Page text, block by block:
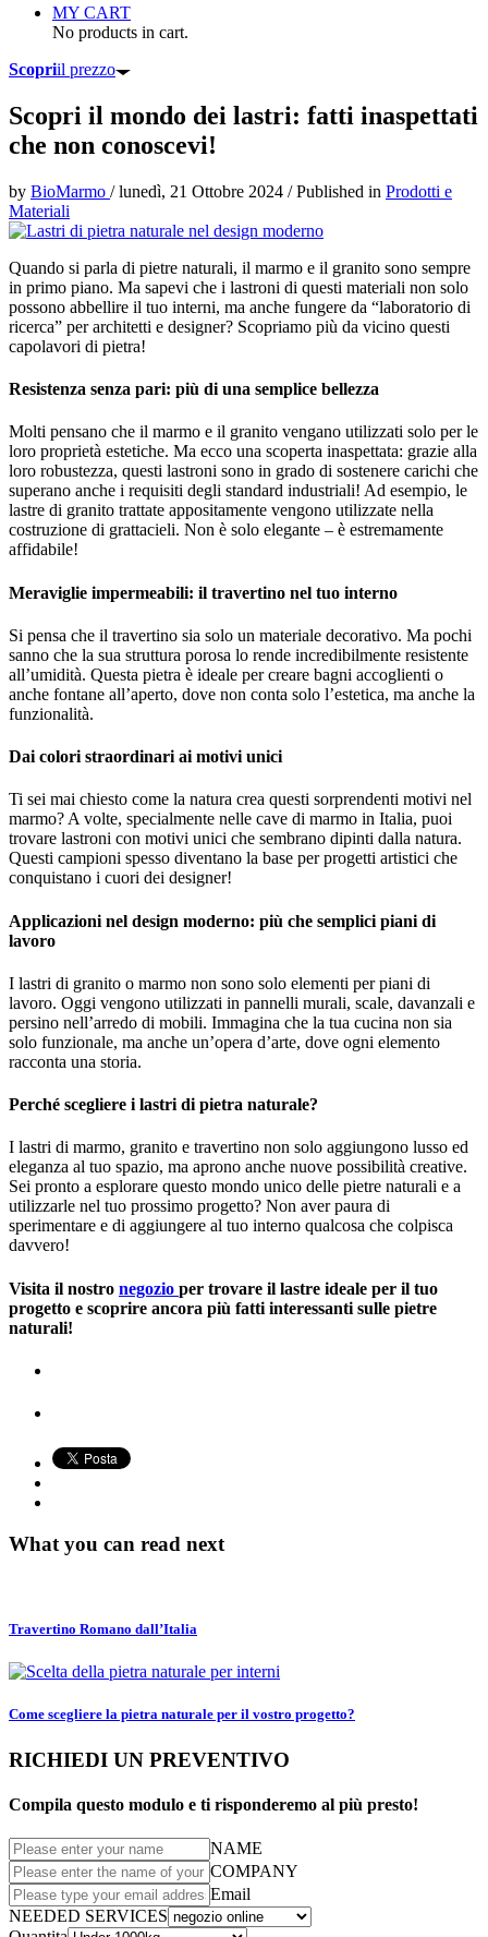
MY CART
No products in cart.
Scopriil prezzo
Scopri il mondo dei lastri: fatti inaspettati
che non conoscevi!
by BioMarmo /lunedì, 21 Ottobre 2024 /Published in Prodotti e
Materiali
Quando si parla di pietre naturali, il marmo e il granito sono sempre
in primo piano. Ma sapevi che i lastroni di questi materiali non solo
possono abbellire il tuo interni, ma anche fungere da “laboratorio di
ricerca” per architetti e designer? Scopriamo più da vicino questi
capolavori di pietra!
Resistenza senza pari: più di una semplice bellezza
Molti pensano che il marmo e il granito vengano utilizzati solo per le
loro proprietà estetiche. Ma ecco una scoperta inaspettata: grazie alla
loro robustezza, questi lastroni sono in grado di sostenere carichi che
superano anche i requisiti degli standard industriali! Ad esempio, le
lastre di granito trattate appositamente vengono utilizzate nella
costruzione di grattacieli. Non è solo elegante – è estremamente
affidabile!
Meraviglie impermeabili: il travertino nel tuo interno
Si pensa che il travertino sia solo un materiale decorativo. Ma pochi
sanno che la sua struttura porosa lo rende incredibilmente resistente
all’umidità. Questa pietra è ideale per creare bagni accoglienti o
anche fontane all’aperto, dove non conta solo l’estetica, ma anche la
funzionalità.
Dai colori straordinari ai motivi unici
Ti sei mai chiesto come la natura crea questi sorprendenti motivi nel
marmo? A volte, specialmente nelle cave di marmo in Italia, puoi
trovare lastroni con motivi unici che sembrano dipinti dalla natura.
Questi campioni spesso diventano la base per progetti artistici che
conquistano i cuori dei designer!
Applicazioni nel design moderno: più che semplici piani di
lavoro
I lastri di granito o marmo non sono solo elementi per piani di
lavoro. Oggi vengono utilizzati in pannelli murali, scale, davanzali e
persino nell’arredo di mobili. Immagina che la tua cucina non sia
solo funzionale, ma anche un’opera d’arte, dove ogni elemento
racconta una storia.
Perché scegliere i lastri di pietra naturale?
I lastri di marmo, granito e travertino non solo aggiungono lusso ed
eleganza al tuo spazio, ma aprono anche nuove possibilità creative.
Sei pronto a esplorare questo mondo unico delle pietre naturali e a
utilizzarle nel tuo prossimo progetto? Non aver paura di
sperimentare e di aggiungere al tuo interno qualcosa che colpisca
davvero!
Visita il nostro negozio per trovare il lastre ideale per il tuo
progetto e scoprire ancora più fatti interessanti sulle pietre
naturali!
What you can read next
Travertino Romano dall’Italia
Come scegliere la pietra naturale per il vostro progetto?
RICHIEDI UN PREVENTIVO
Compila questo modulo e ti risponderemo al più presto!
NAME
COMPANY
Email
NEEDED SERVICES